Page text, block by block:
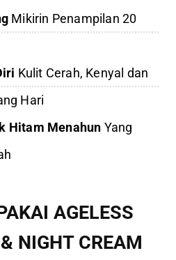
Mikirin Penampilan 20
Kulit Cerah, Kenyal dan
Hari
Hitam Menahun Yang
AGELESS
NIGHT CREAM